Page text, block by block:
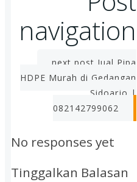
navigation
next post Jual Pipa
HDPE Murah di Gedangan
Sidoarjo |
082142799062
No responses yet
Tinggalkan Balasan